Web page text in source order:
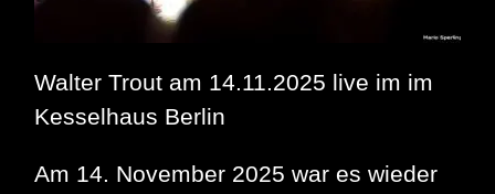
Walter Trout am 14.11.2025 live im im
Kesselhaus Berlin
Am 14. November 2025 war es wieder